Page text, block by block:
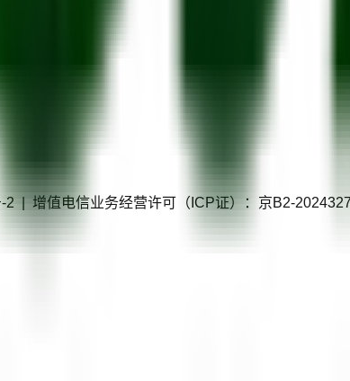
| 增值电信业务经营许可（ICP证）：京B2-